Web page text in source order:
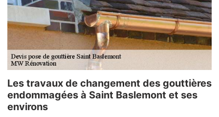
Les travaux de changement des gouttières
endommagées à Saint Baslemont et ses
environs